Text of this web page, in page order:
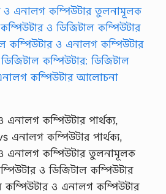
এনালগ কম্পিউটার পার্থক্য,
এনালগ কম্পিউটার পার্থক্য,
এনালগ কম্পিউটার তুলনামূলক
ও ডিজিটাল কম্পিউটার
কম্পিউটার ও এনালগ কম্পিউটার